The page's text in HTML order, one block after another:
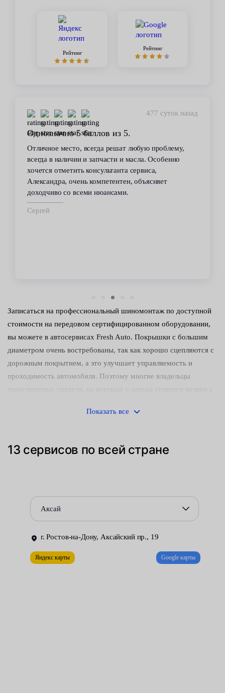
Рейтинг
Рейтинг
477 суток назад
Однозначно 5 баллов из 5.
Отличное место, всегда решат любую проблему,
всегда в наличии и запчасти и масла. Особенно
хочется отметить консультанта сервиса,
Александра, очень компетентен, объясняет
доходчиво со всеми нюансами.
Сергей
Записаться на профессиональный шиномонтаж по доступной
стоимости на передовом сертифицированном оборудовании,
вы можете в автосервисах Fresh Auto. Покрышки с большим
диаметром очень востребованы, так как хорошо сцепляются с
дорожным покрытием, а это улучшает управляемость и
проходимость автомобиля. Поэтому многие владельцы
оперативность работ;
аккуратная очистка внутренней части диска и
Цена услуги начинается от 2100 рублей. В ходе работ наши
специалисты демонтируют колеса, проводят разбортировку,
Показать все
13 сервисов по всей стране
Аксай
г. Ростов-на-Дону, Аксайский пр., 19
Яндекс карты Google карты